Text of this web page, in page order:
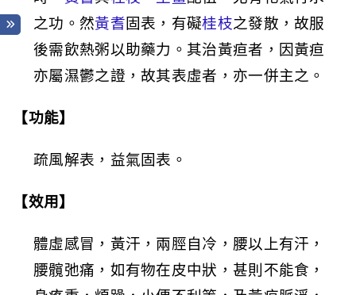
之功。然黃耆固表，有礙桂枝之發散，故服
後需飲熱粥以助藥力。其治黃疸者，因黃疸
亦屬濕鬱之證，故其表虛者，亦一併主之。
【功能】
疏風解表，益氣固表。
【效用】
體虛感冒，黃汗，兩脛自冷，腰以上有汗，
腰髖弛痛，如有物在皮中狀，甚則不能食，